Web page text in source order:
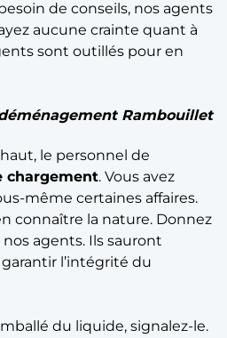
de conseils, nos agents
aucune crainte quant à
sont outillés pour en
Rambouillet
le personnel de
chargement. Vous avez
même certaines affaires.
connaître la nature. Donnez
agents. Ils sauront
l’intégrité du
du liquide, signalez-le.